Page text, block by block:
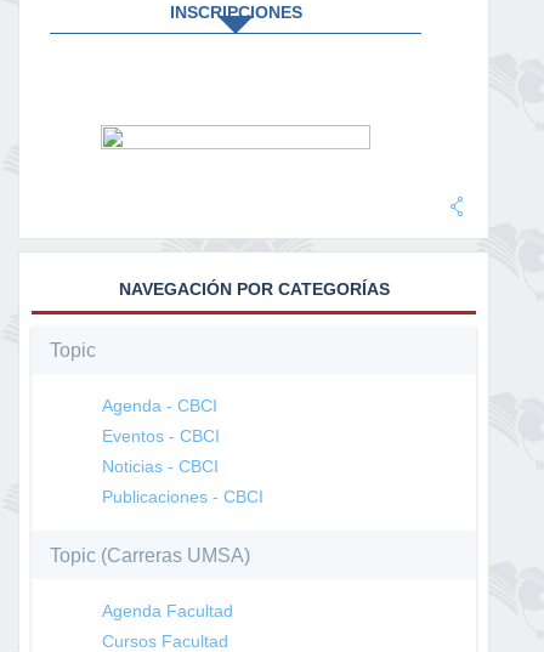
INSCRIPCIONES
NAVEGACIÓN POR CATEGORÍAS
Topic
Agenda - CBCI
Eventos - CBCI
Noticias - CBCI
Publicaciones - CBCI
Topic (Carreras UMSA)
Agenda Facultad
Cursos Facultad